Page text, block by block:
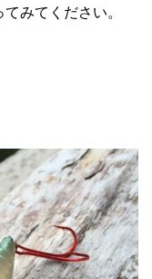
みてください。